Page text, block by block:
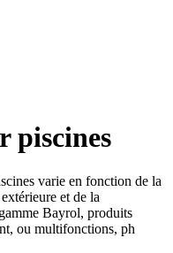
piscines
varie en fonction de la
et de la
Bayrol, produits
ou multifonctions, ph